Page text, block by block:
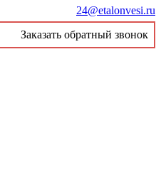
24@etalonvesi.ru
Заказать обратный звонок